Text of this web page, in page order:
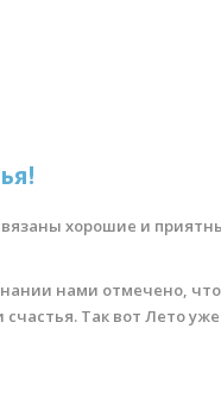
хорошие и
нами отмечено, что
счастья. Так вот Лето